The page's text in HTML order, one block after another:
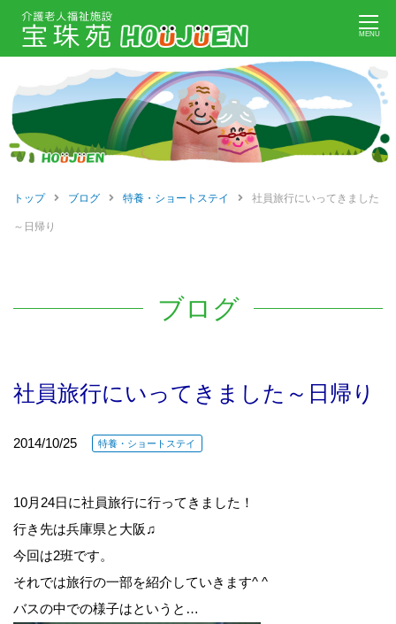
Skip
MENU
トップ ブログ 特養・ショートステイ 社員旅行にいってきました
～日帰り
ブログ
社員旅行にいってきました～日帰り
2014/10/25 特養・ショートステイ
10月24日に社員旅行に行ってきました！
行き先は兵庫県と大阪♫
今回は2班です。
それでは旅行の一部を紹介していきます^ ^
バスの中での様子はというと…